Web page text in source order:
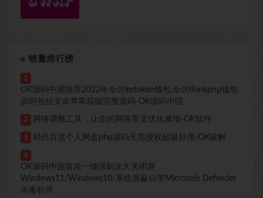
销量排行榜
1
OK源码中国推荐2022年全仿imtoken钱包,全仿thinkphp钱包
源码包括安卓苹果双端完整源码-OK源码中国
2 网络调整工具，让你的网络带宽优化暴增-OK软件
3 精仿百度个人网盘php源码无需授权超级好用-OK破解
4
OK源码中国首发一键强制永久关闭屏
Windows11/Windows10/系统屏蔽自带Microsoft Defender
杀毒软件